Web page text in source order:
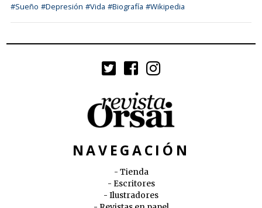
#Sueño #Depresión #Vida #Biografía #Wikipedia
NAVEGACIÓN
Tienda
Escritores
Ilustradores